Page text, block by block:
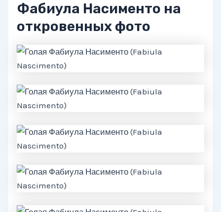
Фабиула Насименто на
откровенных фото